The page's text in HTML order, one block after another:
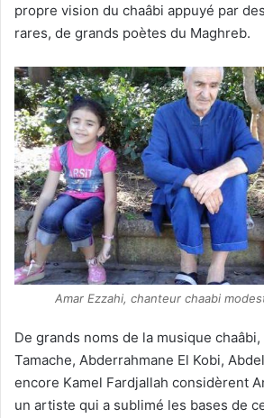
propre vision du chaâbi appuyé par
rares, de grands poètes du Maghreb.
Amar Ezzahi, chanteur chaabi
De grands noms de la musique chaâbi,
Tamache, Abderrahmane El Kobi,
encore Kamel Fardjallah considèrent
un artiste qui a sublimé les bases de